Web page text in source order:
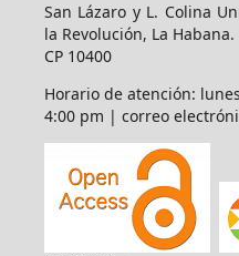
San Lázaro y L. Colina
la Revolución, La Habana.
CP 10400
Horario de atención:
4:00 pm | correo